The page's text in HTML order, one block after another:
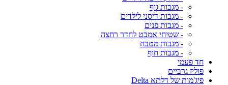
- מגבות גוף
- מגבות דיסני לילדים
- מגבות פנים
- שטיחי אמבט לחדר רחצה
- מגבות מטבח
- מגבות חוף
חד פעמי
פוליז גרביים
פיג'מות של דלתא Delta